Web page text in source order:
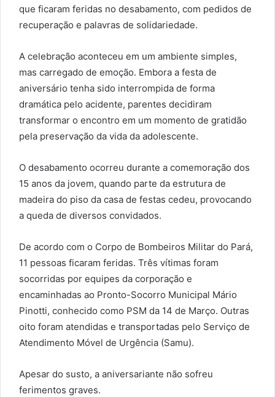
que ficaram feridas no desabamento, com pedidos de
recuperação e palavras de solidariedade.
A celebração aconteceu em um ambiente simples,
mas carregado de emoção. Embora a festa de
aniversário tenha sido interrompida de forma
dramática pelo acidente, parentes decidiram
transformar o encontro em um momento de gratidão
pela preservação da vida da adolescente.
O desabamento ocorreu durante a comemoração dos
15 anos da jovem, quando parte da estrutura de
madeira do piso da casa de festas cedeu, provocando
a queda de diversos convidados.
De acordo com o Corpo de Bombeiros Militar do Pará,
11 pessoas ficaram feridas. Três vítimas foram
socorridas por equipes da corporação e
encaminhadas ao Pronto-Socorro Municipal Mário
Pinotti, conhecido como PSM da 14 de Março. Outras
oito foram atendidas e transportadas pelo Serviço de
Atendimento Móvel de Urgência (Samu).
Apesar do susto, a aniversariante não sofreu
ferimentos graves.